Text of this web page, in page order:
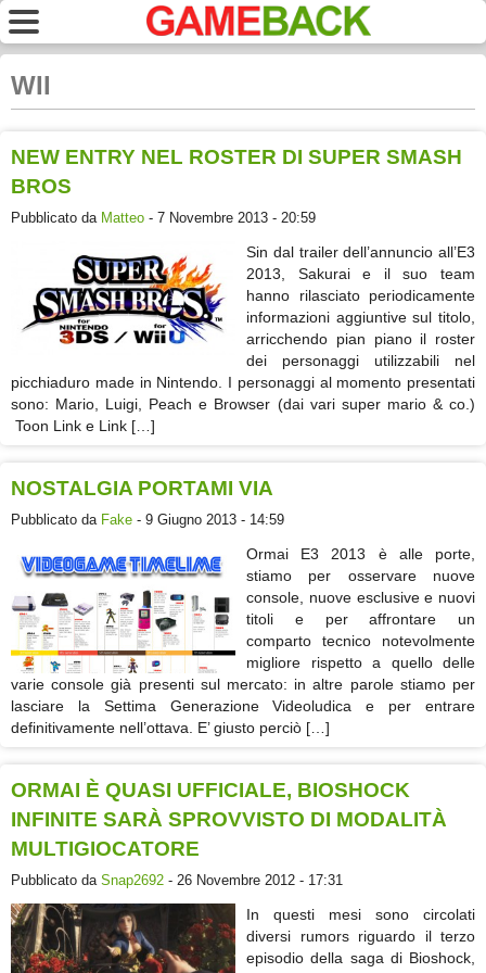
WII
NEW ENTRY NEL ROSTER DI SUPER SMASH
BROS
Pubblicato da Matteo - 7 Novembre 2013 - 20:59
Sin dal trailer dell’annuncio all’E3
2013, Sakurai e il suo team
hanno rilasciato periodicamente
informazioni aggiuntive sul titolo,
arricchendo pian piano il roster
dei personaggi utilizzabili nel
picchiaduro made in Nintendo. I personaggi al momento presentati
sono: Mario, Luigi, Peach e Browser (dai vari super mario & co.)
Toon Link e Link […]
NOSTALGIA PORTAMI VIA
Pubblicato da Fake - 9 Giugno 2013 - 14:59
Ormai E3 2013 è alle porte,
stiamo per osservare nuove
console, nuove esclusive e nuovi
titoli e per affrontare un
comparto tecnico notevolmente
migliore rispetto a quello delle
varie console già presenti sul mercato: in altre parole stiamo per
lasciare la Settima Generazione Videoludica e per entrare
definitivamente nell’ottava. E’ giusto perciò […]
ORMAI È QUASI UFFICIALE, BIOSHOCK
INFINITE SARÀ SPROVVISTO DI MODALITÀ
MULTIGIOCATORE
Pubblicato da Snap2692 - 26 Novembre 2012 - 17:31
In questi mesi sono circolati
diversi rumors riguardo il terzo
episodio della saga di Bioshock,